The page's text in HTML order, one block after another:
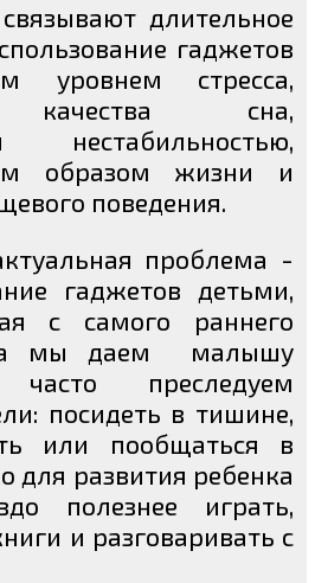
длительное
гаджетов
уровнем стресса,
качества сна,
нестабильностью,
образом жизни и
поведения.
проблема -
гаджетов детьми,
с самого раннего
мы даем малышу
преследуем
посидеть в тишине,
или пообщаться в
для развития ребенка
полезнее играть,
и разговаривать с